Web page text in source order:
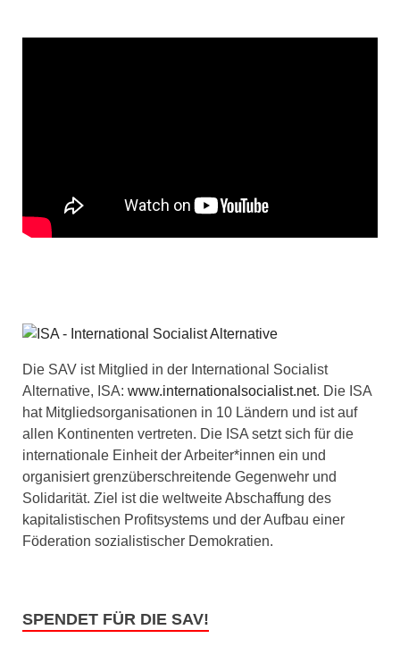
Die SAV ist Mitglied in der International Socialist
Alternative, ISA: www.internationalsocialist.net. Die ISA
hat Mitgliedsorganisationen in 10 Ländern und ist auf
allen Kontinenten vertreten. Die ISA setzt sich für die
internationale Einheit der Arbeiter*innen ein und
organisiert grenzüberschreitende Gegenwehr und
Solidarität. Ziel ist die weltweite Abschaffung des
kapitalistischen Profitsystems und der Aufbau einer
Föderation sozialistischer Demokratien.
SPENDET FÜR DIE SAV!